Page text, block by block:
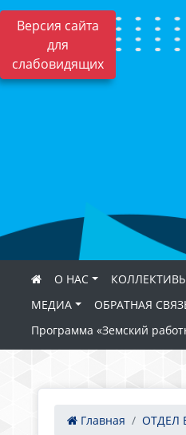
Версия сайта
для
слабовидящих
О НАС
МЕДИА
ОБРАТНАЯ
Программа «Земский
Главная ОТДЕЛ